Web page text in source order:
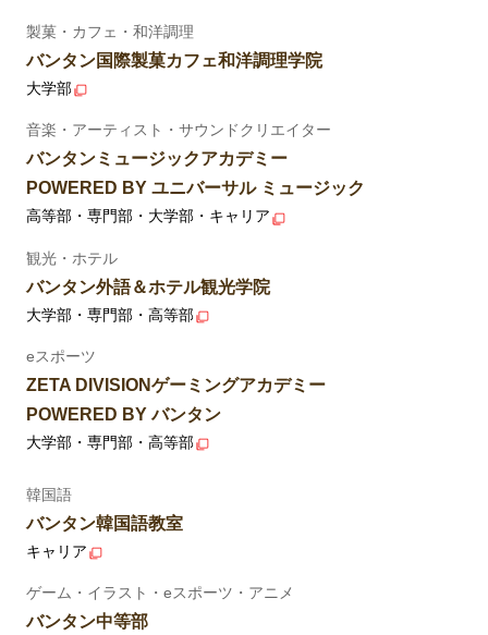
製菓・カフェ・和洋調理
バンタン国際製菓カフェ和洋調理学院
大学部
音楽・アーティスト・サウンドクリエイター
バンタンミュージックアカデミー
POWERED BY ユニバーサル ミュージック
高等部・専門部・大学部・キャリア
観光・ホテル
バンタン外語＆ホテル観光学院
大学部・専門部・高等部
eスポーツ
ZETA DIVISIONゲーミングアカデミー
POWERED BY バンタン
大学部・専門部・高等部
韓国語
バンタン韓国語教室
キャリア
ゲーム・イラスト・eスポーツ・アニメ
バンタン中等部